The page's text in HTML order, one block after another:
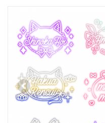
Previous